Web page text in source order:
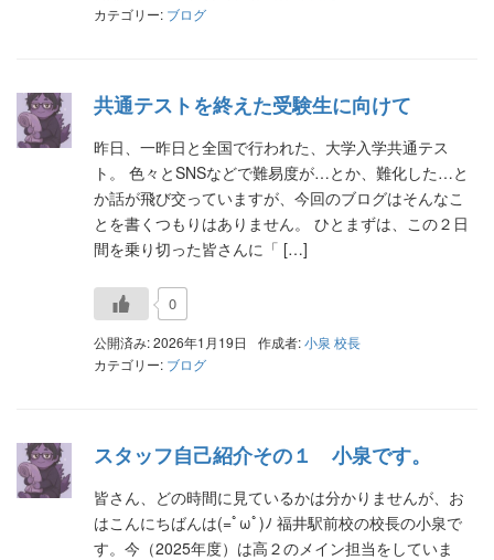
カテゴリー: ブログ
共通テストを終えた受験生に向けて
昨日、一昨日と全国で行われた、大学入学共通テス
ト。 色々とSNSなどで難易度が…とか、難化した…と
か話が飛び交っていますが、今回のブログはそんなこ
とを書くつもりはありません。 ひとまずは、この２日
間を乗り切った皆さんに「 […]
0
公開済み: 2026年1月19日 作成者:小泉 校長
カテゴリー: ブログ
スタッフ自己紹介その１ 小泉です。
皆さん、どの時間に見ているかは分かりませんが、お
はこんにちばんは(=ﾟωﾟ)ﾉ 福井駅前校の校長の小泉で
す。今（2025年度）は高２のメイン担当をしていま